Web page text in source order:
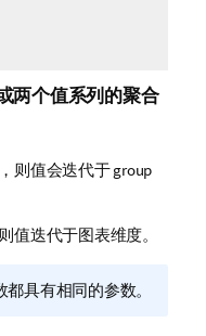
两个值系列的聚合
则值会迭代于 group
值迭代于图表维度。
具有相同的参数。